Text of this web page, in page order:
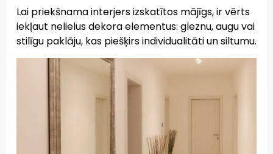
Lai priekšnama interjers izskatītos mājīgs, ir vērts
iekļaut nelielus dekora elementus: gleznu, augu vai
stilīgu paklāju, kas piešķirs individualitāti un siltumu.